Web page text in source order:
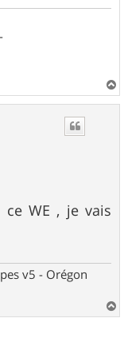
-
a
WE , je vais
v5 - Orégon
a